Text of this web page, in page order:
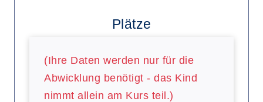
Plätze
(Ihre Daten werden nur für die
Abwicklung benötigt - das Kind
nimmt allein am Kurs teil.)